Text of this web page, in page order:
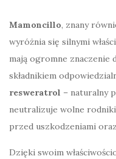
Mamoncillo, znany
wyróżnia się silnymi
mają ogromne znaczenie
składnikiem
resweratrol – naturalny
neutralizuje wolne
przed uszkodzeniami
Dzięki swoim